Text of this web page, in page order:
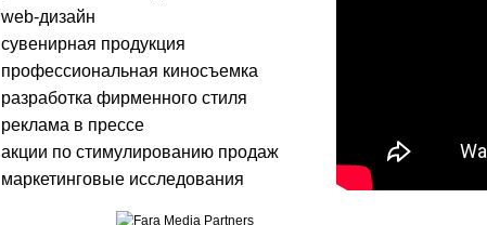
web-дизайн
сувенирная продукция
профессиональная киносъемка
разработка фирменного стиля
реклама в прессе
акции по стимулированию продаж
маркетинговые исследования